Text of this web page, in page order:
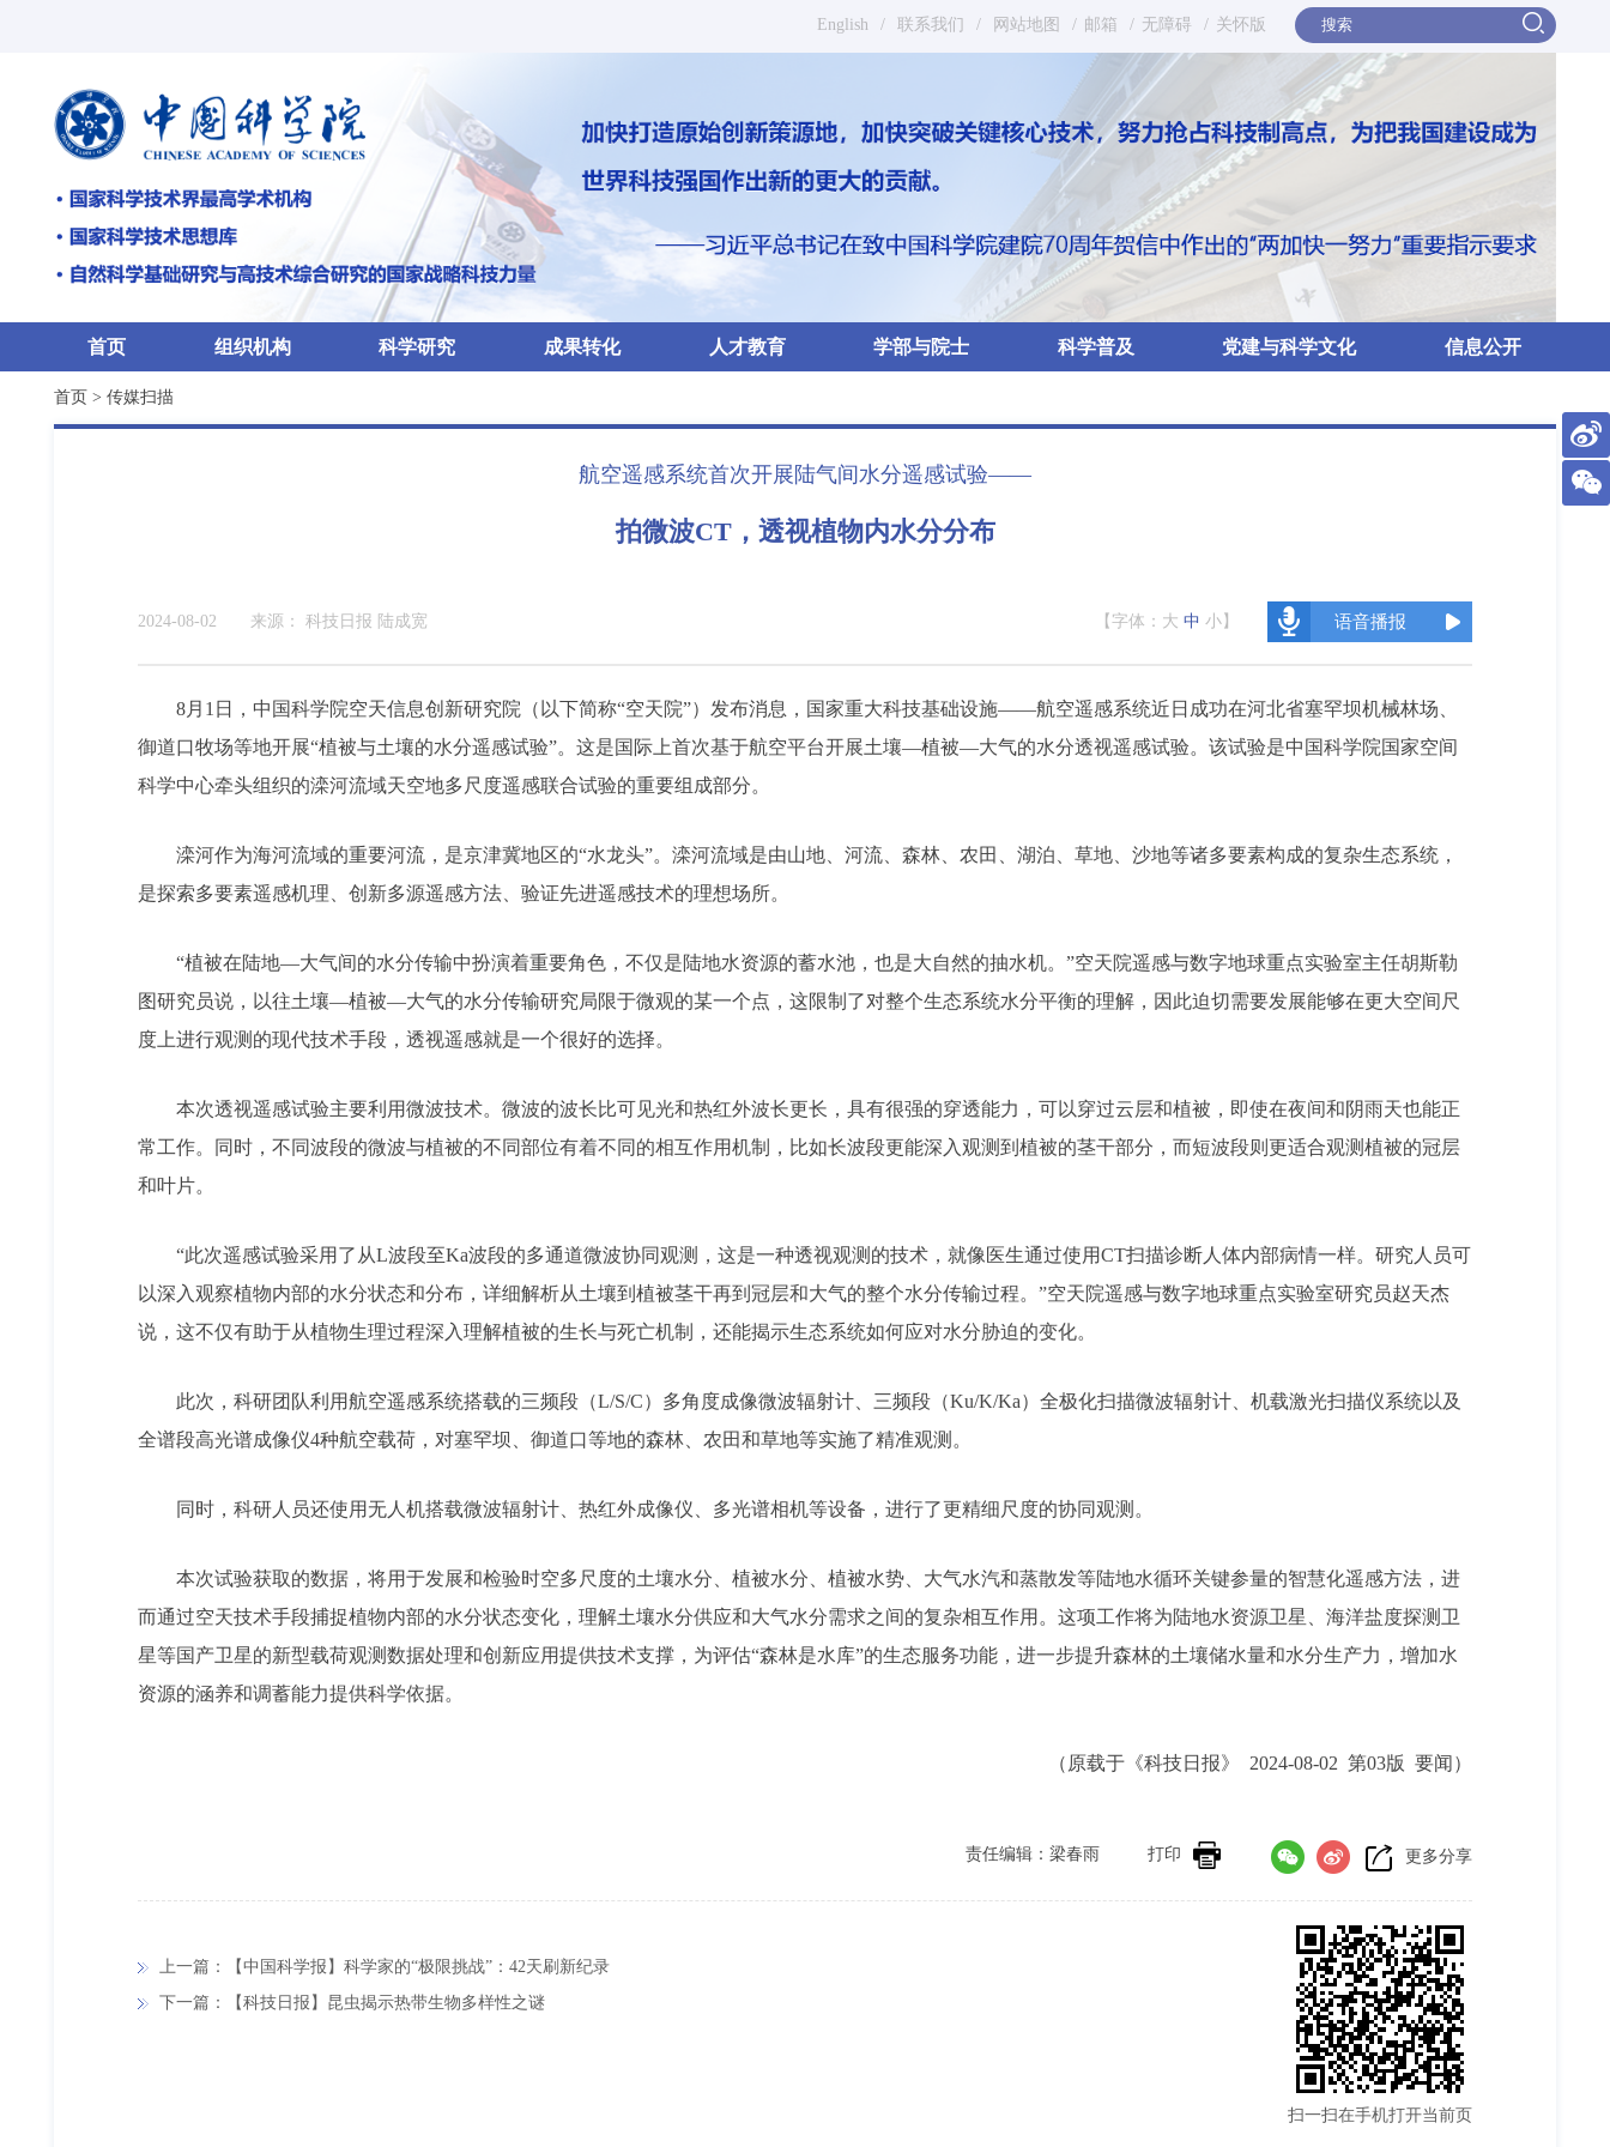
English / 联系我们 / 网站地图 / 邮箱 / 无障碍 / 关怀版
首页 组织机构 科学研究 成果转化 人才教育 学部与院士 科学普及 党建与科学文化 信息公开
首页 > 传媒扫描
航空遥感系统首次开展陆气间水分遥感试验——
拍微波CT，透视植物内水分分布
2024-08-02 来源： 科技日报 陆成宽 【字体： 大 中 小 】 语音播报
8月1日，中国科学院空天信息创新研究院（以下简称“空天院”）发布消息，国家重大科技基础设施——航空遥感系统近日成功在河北省塞罕坝机械林场、
御道口牧场等地开展“植被与土壤的水分遥感试验”。这是国际上首次基于航空平台开展土壤—植被—大气的水分透视遥感试验。该试验是中国科学院国家空间
科学中心牵头组织的滦河流域天空地多尺度遥感联合试验的重要组成部分。
滦河作为海河流域的重要河流，是京津冀地区的“水龙头”。滦河流域是由山地、河流、森林、农田、湖泊、草地、沙地等诸多要素构成的复杂生态系统，
是探索多要素遥感机理、创新多源遥感方法、验证先进遥感技术的理想场所。
“植被在陆地—大气间的水分传输中扮演着重要角色，不仅是陆地水资源的蓄水池，也是大自然的抽水机。”空天院遥感与数字地球重点实验室主任胡斯勒
图研究员说，以往土壤—植被—大气的水分传输研究局限于微观的某一个点，这限制了对整个生态系统水分平衡的理解，因此迫切需要发展能够在更大空间尺
度上进行观测的现代技术手段，透视遥感就是一个很好的选择。
本次透视遥感试验主要利用微波技术。微波的波长比可见光和热红外波长更长，具有很强的穿透能力，可以穿过云层和植被，即使在夜间和阴雨天也能正
常工作。同时，不同波段的微波与植被的不同部位有着不同的相互作用机制，比如长波段更能深入观测到植被的茎干部分，而短波段则更适合观测植被的冠层
和叶片。
“此次遥感试验采用了从L波段至Ka波段的多通道微波协同观测，这是一种透视观测的技术，就像医生通过使用CT扫描诊断人体内部病情一样。研究人员可
以深入观察植物内部的水分状态和分布，详细解析从土壤到植被茎干再到冠层和大气的整个水分传输过程。”空天院遥感与数字地球重点实验室研究员赵天杰
说，这不仅有助于从植物生理过程深入理解植被的生长与死亡机制，还能揭示生态系统如何应对水分胁迫的变化。
此次，科研团队利用航空遥感系统搭载的三频段（L/S/C）多角度成像微波辐射计、三频段（Ku/K/Ka）全极化扫描微波辐射计、机载激光扫描仪系统以及
全谱段高光谱成像仪4种航空载荷，对塞罕坝、御道口等地的森林、农田和草地等实施了精准观测。
同时，科研人员还使用无人机搭载微波辐射计、热红外成像仪、多光谱相机等设备，进行了更精细尺度的协同观测。
本次试验获取的数据，将用于发展和检验时空多尺度的土壤水分、植被水分、植被水势、大气水汽和蒸散发等陆地水循环关键参量的智慧化遥感方法，进
而通过空天技术手段捕捉植物内部的水分状态变化，理解土壤水分供应和大气水分需求之间的复杂相互作用。这项工作将为陆地水资源卫星、海洋盐度探测卫
星等国产卫星的新型载荷观测数据处理和创新应用提供技术支撑，为评估“森林是水库”的生态服务功能，进一步提升森林的土壤储水量和水分生产力，增加水
资源的涵养和调蓄能力提供科学依据。
（原载于《科技日报》 2024-08-02 第03版 要闻）
更多分享
打印
责任编辑：梁春雨
上一篇：【中国科学报】科学家的“极限挑战”：42天刷新纪录
下一篇：【科技日报】昆虫揭示热带生物多样性之谜
扫一扫在手机打开当前页